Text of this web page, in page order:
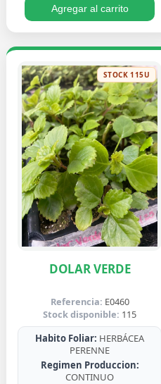
Agregar al carrito
STOCK 115U
DOLAR VERDE
Referencia: E0460
Stock disponible: 115
Habito Foliar: HERBÁCEA
PERENNE
Regimen Produccion:
CONTINUO